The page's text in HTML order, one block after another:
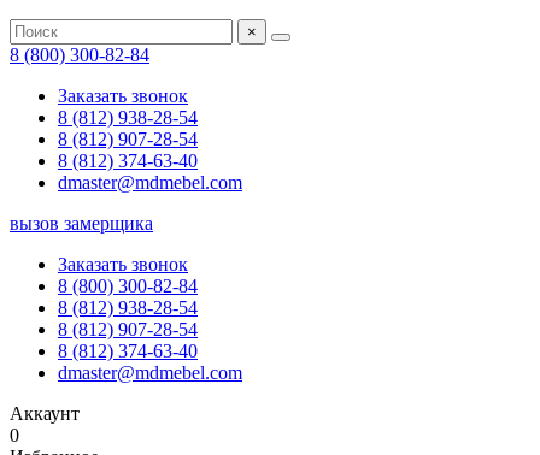
×
8 (800) 300-82-84
Заказать звонок
8 (812) 938-28-54
8 (812) 907-28-54
8 (812) 374-63-40
dmaster@mdmebel.com
вызов замерщика
Заказать звонок
8 (800) 300-82-84
8 (812) 938-28-54
8 (812) 907-28-54
8 (812) 374-63-40
dmaster@mdmebel.com
Аккаунт
0